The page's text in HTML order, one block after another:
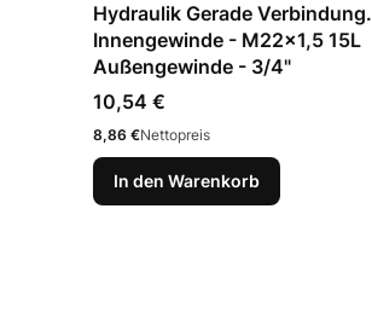
Hydraulik Gerade Verbindung.
Innengewinde - M22x1,5 15L
Außengewinde - 3/4"
Preis
10,54 €
Preis
8,86 €Nettopreis
In den Warenkorb